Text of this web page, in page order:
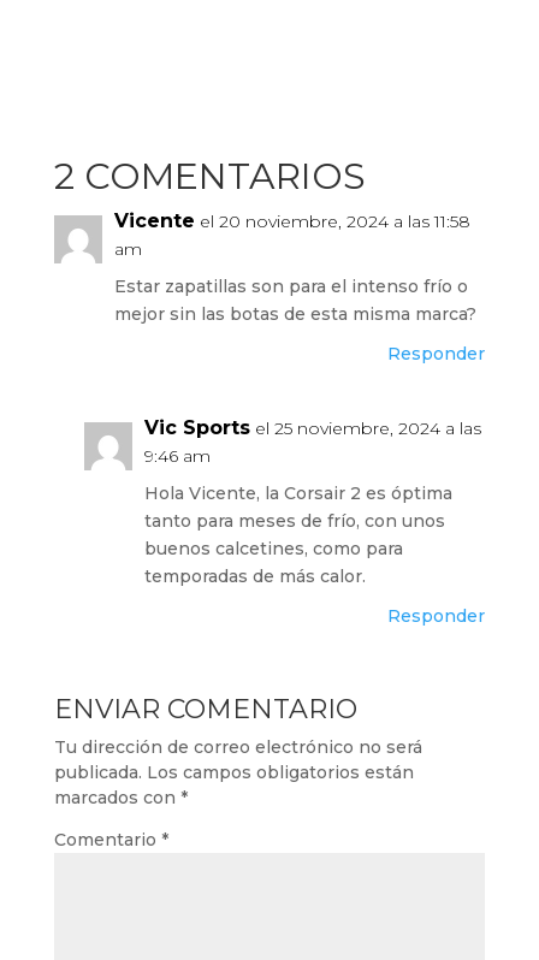
2 COMENTARIOS
Vicente el 20 noviembre, 2024 a las 11:58
am
Estar zapatillas son para el intenso frío o
mejor sin las botas de esta misma marca?
Responder
Vic Sports el 25 noviembre, 2024 a las
9:46 am
Hola Vicente, la Corsair 2 es óptima
tanto para meses de frío, con unos
buenos calcetines, como para
temporadas de más calor.
Responder
ENVIAR COMENTARIO
Tu dirección de correo electrónico no será
publicada. Los campos obligatorios están
marcados con *
Comentario *